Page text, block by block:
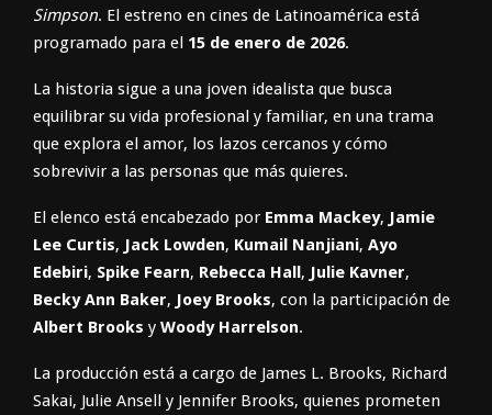
Simpson. El estreno en cines de Latinoamérica está
programado para el 15 de enero de 2026.
La historia sigue a una joven idealista que busca
equilibrar su vida profesional y familiar, en una trama
que explora el amor, los lazos cercanos y cómo
sobrevivir a las personas que más quieres.
El elenco está encabezado por Emma Mackey, Jamie
Lee Curtis, Jack Lowden, Kumail Nanjiani, Ayo
Edebiri, Spike Fearn, Rebecca Hall, Julie Kavner,
Becky Ann Baker, Joey Brooks, con la participación de
Albert Brooks y Woody Harrelson.
La producción está a cargo de James L. Brooks, Richard
Sakai, Julie Ansell y Jennifer Brooks, quienes prometen